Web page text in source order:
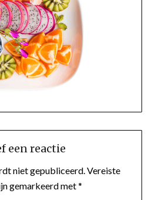
een reactie
niet gepubliceerd. Vereiste
gemarkeerd met*